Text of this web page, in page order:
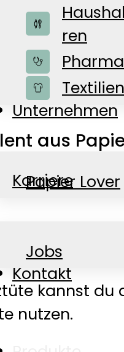
ren
Pharma
Textilien
Shop
Unternehmen
Papier Lover
Karriere
Jobs
News
Kontakt
aus
als
überall
kannst du
nutzen.